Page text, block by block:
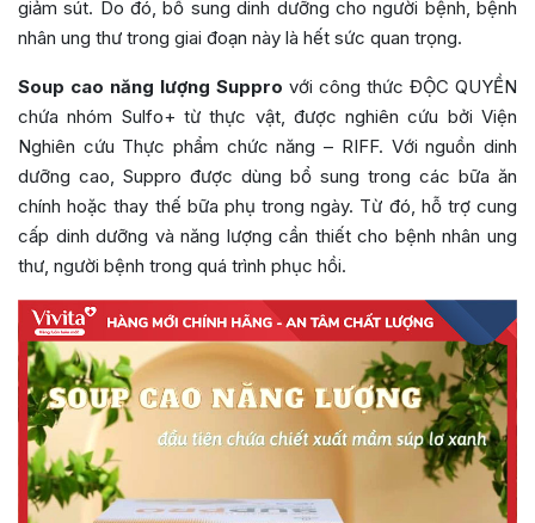
giảm sút. Do đó, bổ sung dinh dưỡng cho người bệnh, bệnh
nhân ung thư trong giai đoạn này là hết sức quan trọng.
Soup cao năng lượng Suppro với công thức ĐỘC QUYỀN
chứa nhóm Sulfo+ từ thực vật, được nghiên cứu bởi Viện
Nghiên cứu Thực phẩm chức năng – RIFF. Với nguồn dinh
dưỡng cao, Suppro được dùng bổ sung trong các bữa ăn
chính hoặc thay thế bữa phụ trong ngày. Từ đó, hỗ trợ cung
cấp dinh dưỡng và năng lượng cần thiết cho bệnh nhân ung
thư, người bệnh trong quá trình phục hồi.